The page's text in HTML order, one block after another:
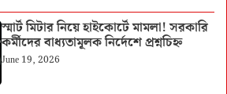
স্মার্ট মিটার নিয়ে হাইকোর্টে মামলা! সরকারি
কর্মীদের বাধ্যতামূলক নির্দেশে প্রশ্নচিহ্ন
June 19, 2026